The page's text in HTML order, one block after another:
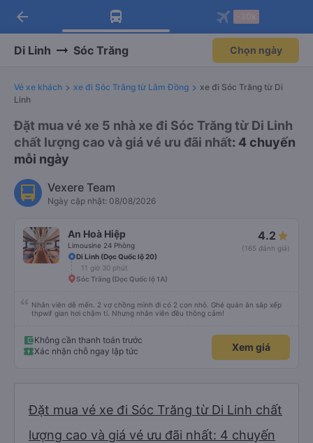
Tải app Vexere ngay!
Nhận ưu đãi thành viên độc
Mở app
Tải app Vexere
-30k/ghế khi đặt vé máy bay qua
Mở app
arrow_back
Di Linh Sóc Trăng Chọn ngày
Vé xe khách xe đi Sóc Trăng từ Lâm Đồng
xe đi Sóc Trăng từ Di
Linh
Đặt mua vé xe 5 nhà xe đi Sóc Trăng từ Di Linh
chất lượng cao và giá vé ưu đãi nhất: 4 chuyến
mỗi ngày
Vexere Team
Ngày cập nhật: 08/08/2026
An Hoà Hiệp
Limousine 24 Phòng
4.2
(165 đánh giá)
Di Linh (Dọc Quốc lộ 20)
11 giờ 30 phút
Sóc Trăng (Dọc Quốc lộ 1A)
Nhân viên dễ mến. 2 vợ chồng mình đi có 2 con nhỏ. Ghé quán ăn sắp xếp
thpwif gian hơi chậm tí. Nhưng nhân viên đều thông cảm!
Không cần thanh toán trước
Xác nhận chỗ ngay lập tức
Xem giá
Đặt mua vé xe đi Sóc Trăng từ Di Linh chất
lượng cao và giá vé ưu đãi nhất: 4 chuyến